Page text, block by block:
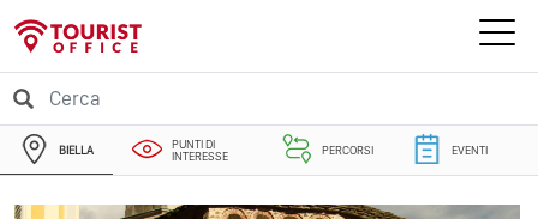
BIELLA
PUNTI DI
INTERESSE
PERCORSI EVENTI